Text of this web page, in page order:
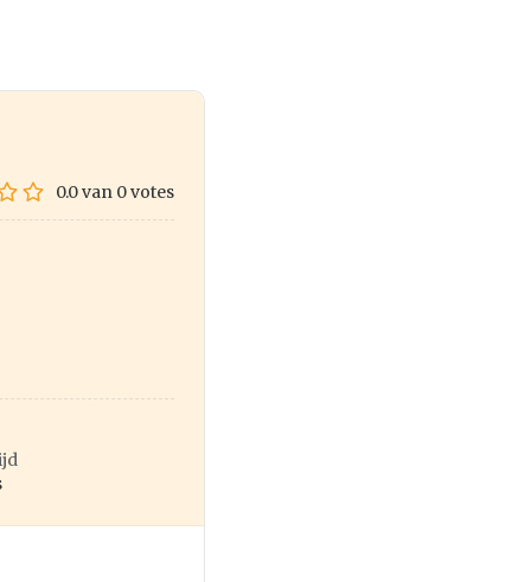
0.0van 0votes